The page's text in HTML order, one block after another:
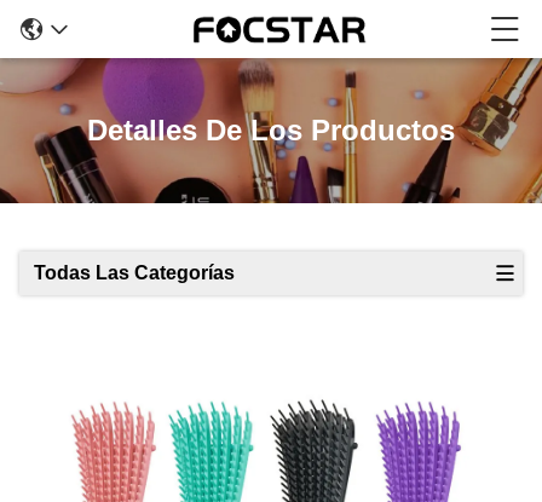
Detalles De Los Productos
Todas Las Categorías